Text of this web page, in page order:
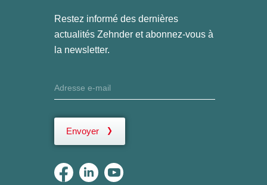
Restez informé des dernières
actualités Zehnder et abonnez-vous à
la newsletter.
Envoyer